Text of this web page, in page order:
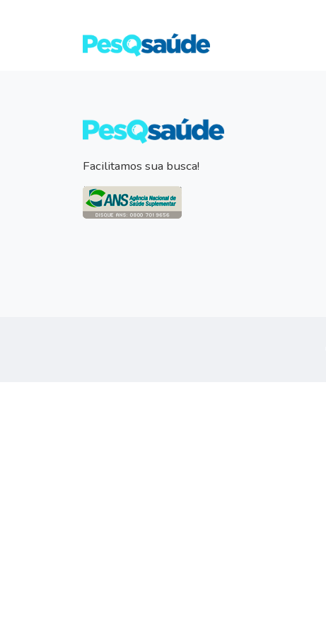
Facilitamos sua busca!